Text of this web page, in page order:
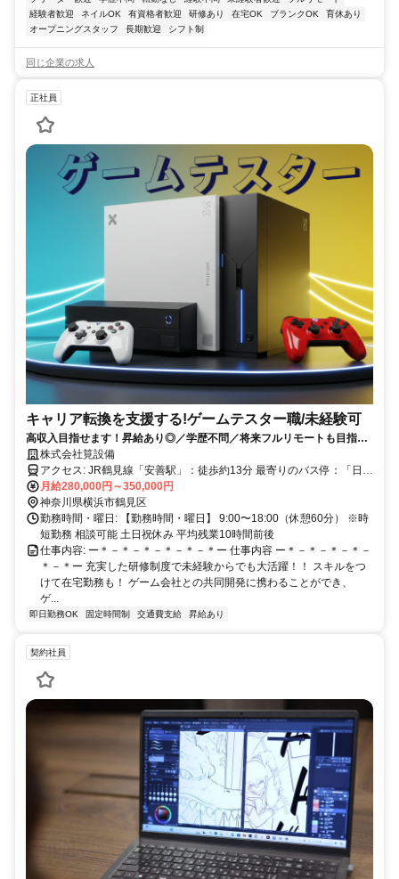
経験者歓迎
ネイルOK 有資格者歓迎 研修あり 在宅OK ブランクOK
育休あり
オープニングスタッフ
長期歓迎 シフト制
同じ企業の求人
正社員
キャリア転換を支援する!ゲームテスター職/未経験可
高収入目指せます！昇給あり◎／学歴不問／将来フルリモートも目指せ
ます！
株式会社筧設備
アクセス: JR鶴見線「安善駅」：徒歩約13分 最寄りのバス停：「日興
スクエア」バス停 徒歩約1分
月給280,000円～350,000円
神奈川県横浜市鶴見区
勤務時間・曜日: 【勤務時間・曜日】 9:00〜18:00（休憩60分） ※時
短勤務 相談可能 土日祝休み 平均残業10時間前後
仕事内容: ー＊－＊－＊－＊－＊－＊ー 仕事内容 ー＊－＊－＊－＊－
＊－＊ー 充実した研修制度で未経験からでも大活躍！！ スキルをつ
けて在宅勤務も！ ゲーム会社との共同開発に携わることができ、
ゲ...
即日勤務OK 固定時間制 交通費支給 昇給あり
契約社員